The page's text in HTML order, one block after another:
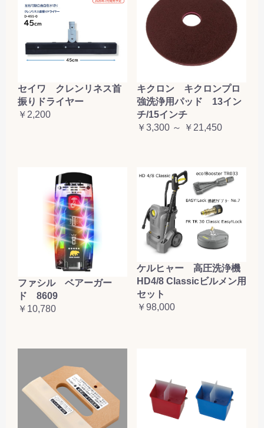
セイワ クレンリネス首
振りドライヤー
￥2,200
キクロン キクロンプロ
強洗浄用パッド 13イン
チ/15インチ
￥3,300 ～ ￥21,450
ファシル ベアーガー
ド 8609
￥10,780
ケルヒャー 高圧洗浄機
HD4/8 Classicビルメン用
セット
￥98,000